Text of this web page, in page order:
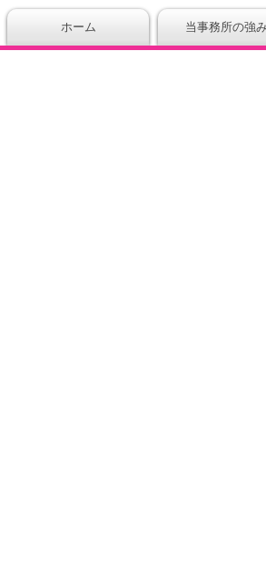
ホーム 当事務所の強